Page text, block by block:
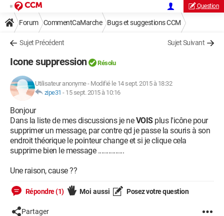
Question
Forum CommentCaMarche Bugs et suggestions CCM
Sujet Précédent Sujet Suivant
Icone suppression Résolu
Utilisateur anonyme- Modifié le 14 sept. 2015 à 18:32
zipe31 - 15 sept. 2015 à 10:16
Bonjour
Dans la liste de mes discussions je neVOISplus l'icône pour
supprimer un message, par contre qd je passe la souris à son
endroit théorique le pointeur change et si je clique cela
supprime bien le message ...............
Une raison, cause ??
Répondre (1) Moi aussi Posez votre question
Partager